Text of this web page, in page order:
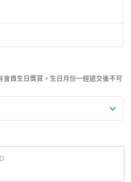
員生日獎賞。生日月份一經遞交後不可